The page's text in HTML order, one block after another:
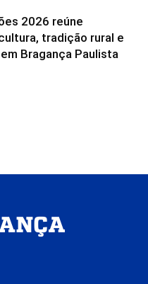
2026 reúne
tradição rural e
Bragança Paulista